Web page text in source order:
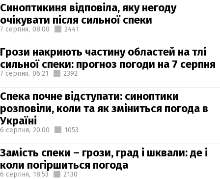
Синоптикиня відповіла, яку негоду
очікувати після сильної спеки
7 серпня, 08:00 2441
Грози накриють частину областей на тлі
сильної спеки: прогноз погоди на 7 серпня
7 серпня, 06:21 2392
Спека почне відступати: синоптики
розповіли, коли та як зміниться погода в
Україні
6 серпня, 20:00 1053
Замість спеки – грози, град і шквали: де і
коли погіршиться погода
6 серпня, 18:53 2130